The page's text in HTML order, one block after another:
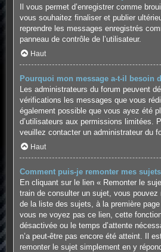
Il vous permet d’enregistrer comme
vous souhaitez finaliser et publier
reprendre les messages enregistrés
panneau de contrôle de l’utilisateur.
Haut
Pourquoi mon message a-t-il besoin
Les administrateurs du forum peuvent
vérifications les messages que vous
également possible que vous ayez été
d’utilisateurs aux permissions limitées.
veuillez contacter un administrateur du
Haut
Comment puis-je remonter mes
En cliquant sur le lien « Remonter le
train de consulter un sujet, vous pouvez
de la liste des sujets, à la première
vous ne voyez pas ce lien, cette
désactivée ou le temps d’attente
n’a peut-être pas encore été atteint. Il
remonter le sujet simplement en y